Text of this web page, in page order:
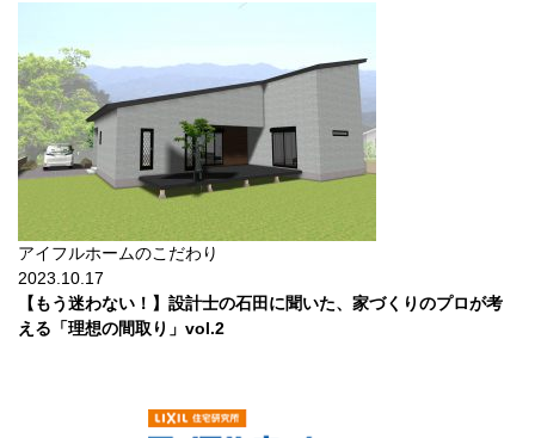
アイフルホームのこだわり
2023.10.17
【もう迷わない！】設計士の石田に聞いた、家づくりのプロが考
える「理想の間取り」vol.2